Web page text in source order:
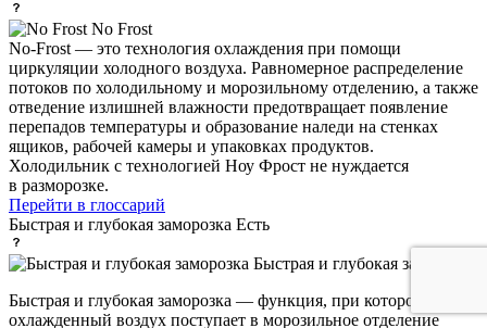
No Frost
No-Frost — это технология охлаждения при помощи
циркуляции холодного воздуха. Равномерное распределение
потоков по холодильному и морозильному отделению, а также
отведение излишней влажности предотвращает появление
перепадов температуры и образование наледи на стенках
ящиков, рабочей камеры и упаковках продуктов.
Холодильник с технологией Ноу Фрост не нуждается
в разморозке.
Перейти в глоссарий
Быстрая и глубокая заморозка Есть
Быстрая и глубокая заморозка
Быстрая и глубокая заморозка — функция, при которой
охлажденный воздух поступает в морозильное отделение